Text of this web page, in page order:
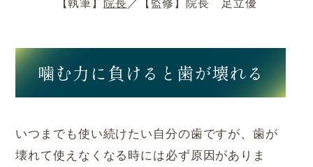
【執筆】 院長 【監修】 院長 足立優
噛む力に負けると歯が壊れる
いつまでも使い続けたい自分の歯ですが、歯が
壊れて使えなくなる時には必ず原因がありま